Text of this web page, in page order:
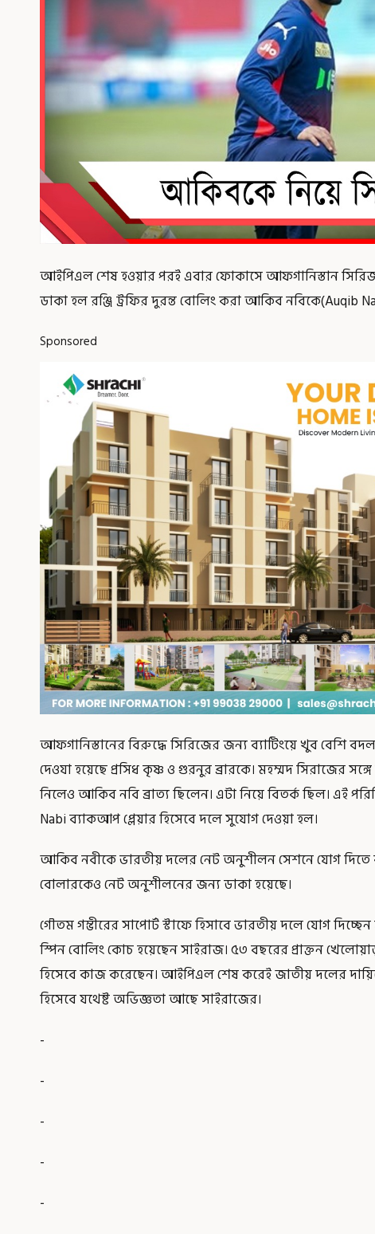
আইপিএল শেষ হওয়ার পরই এবার ফোকাসে আফগানিস্তান
ডাকা হল রঞ্জি ট্রফির দুরন্ত বোলিং করা আকিব নবিকে(Auqib
Sponsored
আফগানিস্তানের বিরুদ্ধে সিরিজের জন্য ব্যাটিংয়ে খুব বেশি
দেওযা হয়েছে প্রসিধ কৃষ্ণ ও গুরনুর ব্রারকে। মহম্মদ সিরাজের
নিলেও আকিব নবি ব্রাত্য ছিলেন। এটা নিয়ে বিতর্ক ছিল। এই
Nabi ব্যাকআপ প্লেয়ার হিসেবে দলে সুযোগ দেওয়া হল।
আকিব নবীকে ভারতীয় দলের নেট অনুশীলন সেশনে যোগ
বোলারকেও নেট অনুশীলনের জন্য ডাকা হয়েছে।
গৌতম গম্ভীরের সাপোর্ট স্টাফে হিসাবে ভারতীয় দলে যোগ
স্পিন বোলিং কোচ হয়েছেন সাইরাজ। ৫৩ বছরের প্রাক্তন
হিসেবে কাজ করেছেন। আইপিএল শেষ করেই জাতীয় দলের
হিসেবে যথেষ্ট অভিজ্ঞতা আছে সাইরাজের।
-
-
-
-
-